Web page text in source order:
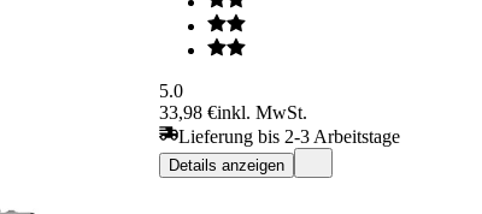
5.0
33,98 €inkl. MwSt.
Lieferung bis 2-3 Arbeitstage
Details anzeigen